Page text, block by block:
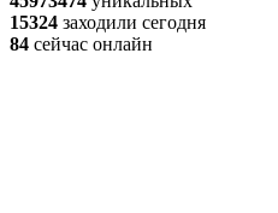
15324 заходили сегодня
84 сейчас онлайн